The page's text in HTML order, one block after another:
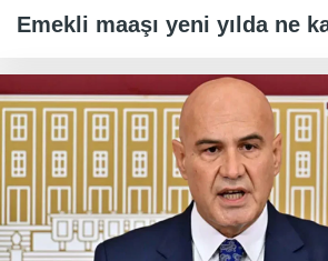
Emekli maaşı yeni yılda ne